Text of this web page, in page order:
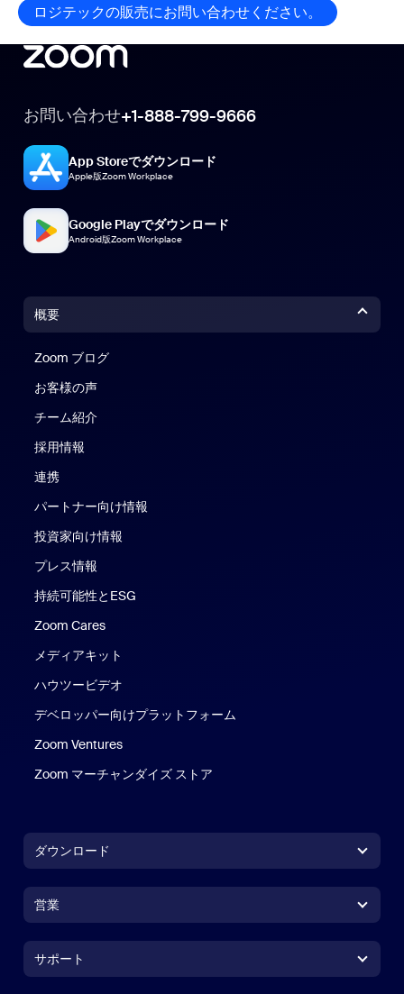
ロジテックの販売にお問い合わせください。 ロジテッ
お問い合わせ+1-888-799-9666
App Storeでダウンロード
Apple版Zoom Workplace
Google Playでダウンロード
Android版Zoom Workplace
概要
Zoom ブログ
お客様の声
チーム紹介
採用情報
連携
パートナー向け情報
投資家向け情報
プレス情報
持続可能性とESG
Zoom Cares
メディアキット
ハウツービデオ
デベロッパー向けプラットフォーム
Zoom Ventures
Zoom マーチャンダイズ ストア
ダウンロード
Zoom RoomsアプリZoom Roomsアプリ
Zoom Roomsコントローラ
営業
営業担当にお問い合わせ
サポート
サポート